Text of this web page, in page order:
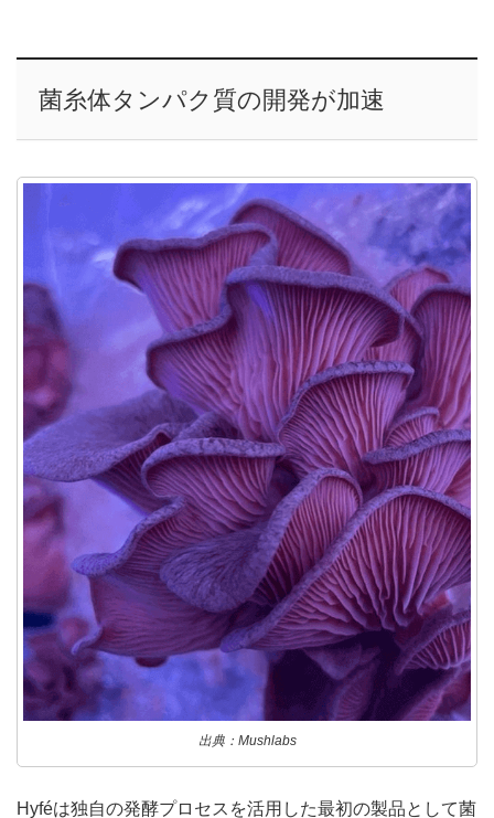
菌糸体タンパク質の開発が加速
出典：Mushlabs
Hyféは独自の発酵プロセスを活用した最初の製品として菌